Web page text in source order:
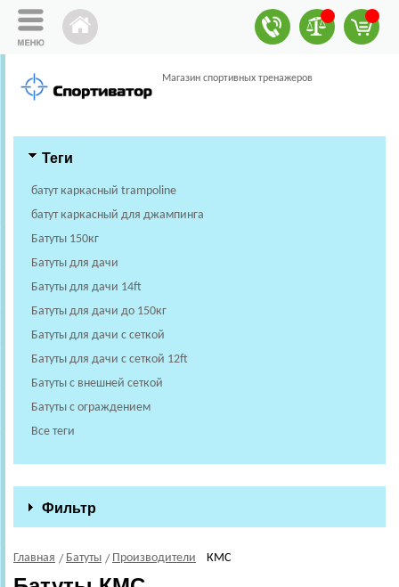
Магазин спортивных тренажеров
Теги
батут каркасный trampoline
батут каркасный для джампинга
Батуты 150кг
Батуты для дачи
Батуты для дачи 14ft
Батуты для дачи до 150кг
Батуты для дачи с сеткой
Батуты для дачи с сеткой 12ft
Батуты с внешней сеткой
Батуты с ограждением
Все теги
Фильтр
Главная Батуты Производители КМС